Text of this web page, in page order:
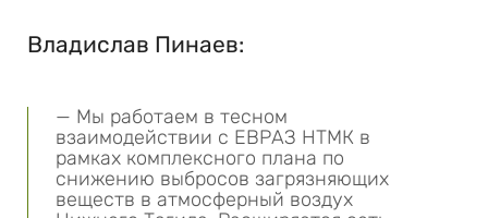
Владислав Пинаев:
— Мы работаем в тесном
взаимодействии с ЕВРАЗ НТМК в
рамках комплексного плана по
снижению выбросов загрязняющих
веществ в атмосферный воздух